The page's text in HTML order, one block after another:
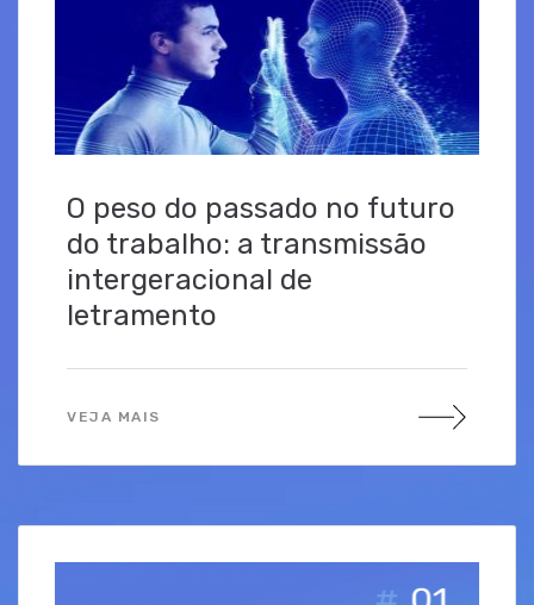
O peso do passado no futuro
do trabalho: a transmissão
intergeracional de
letramento
VEJA MAIS